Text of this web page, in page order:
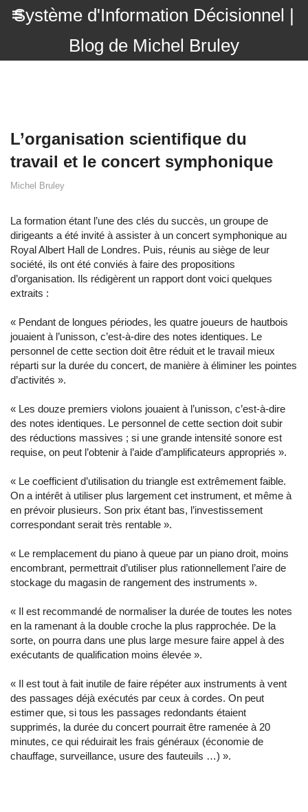
Système d'Information Décisionnel |
Blog de Michel Bruley
L’organisation scientifique du
travail et le concert symphonique
Michel Bruley
La formation étant l’une des clés du succès, un groupe de
dirigeants a été invité à assister à un concert symphonique au
Royal Albert Hall de Londres. Puis, réunis au siège de leur
société, ils ont été conviés à faire des propositions
d’organisation. Ils rédigèrent un rapport dont voici quelques
extraits :
« Pendant de longues périodes, les quatre joueurs de hautbois
jouaient à l’unisson, c’est-à-dire des notes identiques. Le
personnel de cette section doit être réduit et le travail mieux
réparti sur la durée du concert, de manière à éliminer les pointes
d’activités ».
« Les douze premiers violons jouaient à l’unisson, c’est-à-dire
des notes identiques. Le personnel de cette section doit subir
des réductions massives ; si une grande intensité sonore est
requise, on peut l’obtenir à l’aide d’amplificateurs appropriés ».
« Le coefficient d’utilisation du triangle est extrêmement faible.
On a intérêt à utiliser plus largement cet instrument, et même à
en prévoir plusieurs. Son prix étant bas, l’investissement
correspondant serait très rentable ».
« Le remplacement du piano à queue par un piano droit, moins
encombrant, permettrait d’utiliser plus rationnellement l’aire de
stockage du magasin de rangement des instruments ».
« Il est recommandé de normaliser la durée de toutes les notes
en la ramenant à la double croche la plus rapprochée. De la
sorte, on pourra dans une plus large mesure faire appel à des
exécutants de qualification moins élevée ».
« Il est tout à fait inutile de faire répéter aux instruments à vent
des passages déjà exécutés par ceux à cordes. On peut
estimer que, si tous les passages redondants étaient
supprimés, la durée du concert pourrait être ramenée à 20
minutes, ce qui réduirait les frais généraux (économie de
chauffage, surveillance, usure des fauteuils …) ».